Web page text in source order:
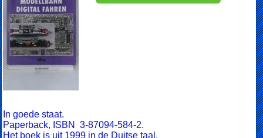
In goede staat.
Paperback, ISBN 3-87094-584-2.
Het boek is uit 1999 in de Duitse taal.